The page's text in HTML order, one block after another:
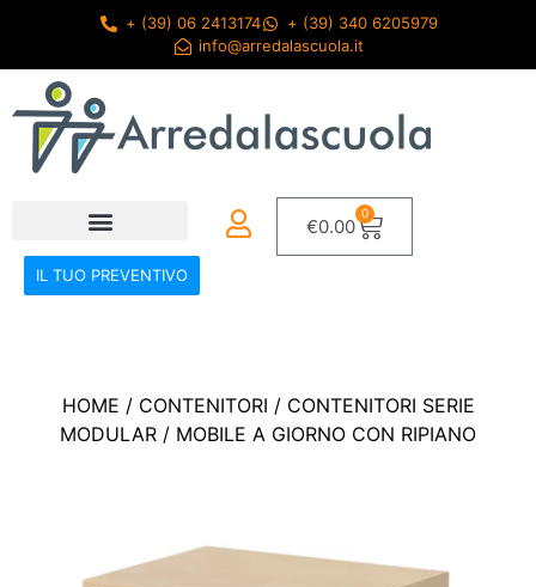
+ (39) 06 2413174
+ (39) 340 6205979
info@arredalascuola.it
€0.00
0
IL TUO PREVENTIVO
HOME / CONTENITORI / CONTENITORI SERIE
MODULAR / MOBILE A GIORNO CON RIPIANO